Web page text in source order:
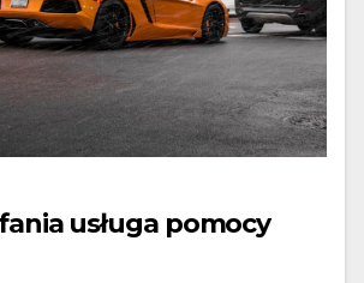
usługa pomocy